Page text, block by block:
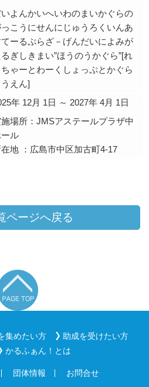
いよんかいへいわのまいかぐらの
っこうにせんにじゅうろくいんあ
ーるぷらざ－げんだいによみが
るぎしきまい”ほうのうかぐら”[れ
ちゃーとわーくしょっぷとかぐら
うえん]
年 12月 1日 ～ 2027年 4月 1日
場所：JMSアステールプラザ中
ル
在地 ：広島市中区加古町4-17
ページへ戻る
集めたい方
助成を受けたい方
かるふぁん！とは
団体情報 お問合せ